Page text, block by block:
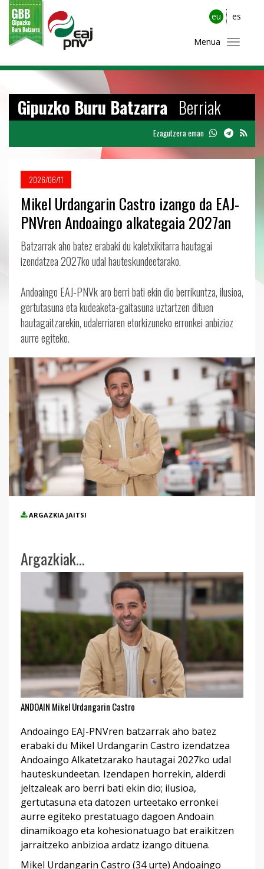
eu es
Menua
Gipuzko Buru Batzarra Berriak
Ezagutzera eman
2026/06/11
Mikel Urdangarin Castro izango da EAJ-
PNVren Andoaingo alkategaia 2027an
Batzarrak aho batez erabaki du kaletxikitarra hautagai
izendatzea 2027ko udal hauteskundeetarako.
Andoaingo EAJ-PNVk aro berri bati ekin dio berrikuntza, ilusioa,
gertutasuna eta kudeaketa-gaitasuna uztartzen dituen
hautagaitzarekin, udalerriaren etorkizuneko erronkei anbizioz
aurre egiteko.
ARGAZKIA JAITSI
Argazkiak...
ANDOAIN Mikel Urdangarin Castro
Andoaingo EAJ-PNVren batzarrak aho batez
erabaki du Mikel Urdangarin Castro izendatzea
Andoaingo Alkatetzarako hautagai 2027ko udal
hauteskundeetan. Izendapen horrekin, alderdi
jeltzaleak aro berri bati ekin dio; ilusioa,
gertutasuna eta datozen urteetako erronkei
aurre egiteko prestatuago dagoen Andoain
dinamikoago eta kohesionatuago bat eraikitzen
jarraitzeko anbizioa ardatz izango dituena.
Mikel Urdangarin Castro (34 urte) Andoaingo